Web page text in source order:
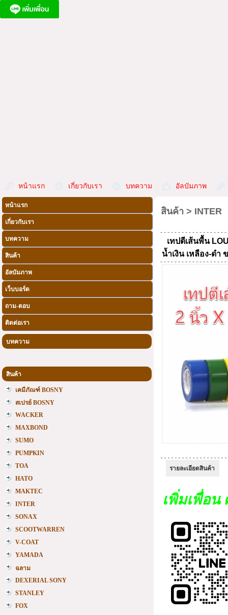
หน้าแรก เกี่ยวกับเรา บทความ อัลบัมภาพ
หน้าแรก
เกี่ยวกับเรา
บทความ
สินค้า
อัลบัมภาพ
เว็บบอร์ด
ถาม-ตอบ
ติดต่อเรา
บทความ
สินค้า
เคมีภัณฑ์ BOSNY
สเปรย์ BOSNY
WACKER
MAXBOND
SUMO
PUMPKIN
TOA
HATO
MAKTEC
INTER
SONAX
SCOOTWARREN
V-COAT
YAMADA
ฉลาม
DEXERIAL SONY
STANLEY
FOX
สินค้า > INTER
เทปตีเส้นพื้น
น้ำเงิน เหลือง-ดำ
รายละเอียดสินค้า
เพิ่มเพื่อน